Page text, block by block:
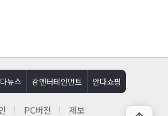
뉴스 감엔터테인먼트 안다쇼핑
PC버전 제보